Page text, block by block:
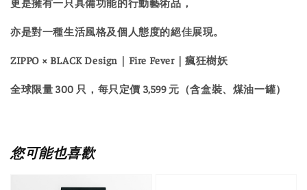
更是擁有一只具備功能的行動藝術品，
亦是對一種生活風格及個人態度的絕佳展現。
ZIPPO × BLACK Design｜Fire Fever｜瘋狂樹妖
全球限量 300 只，每只定價 3,599 元（含盒裝、煤油一罐）
您可能也喜歡